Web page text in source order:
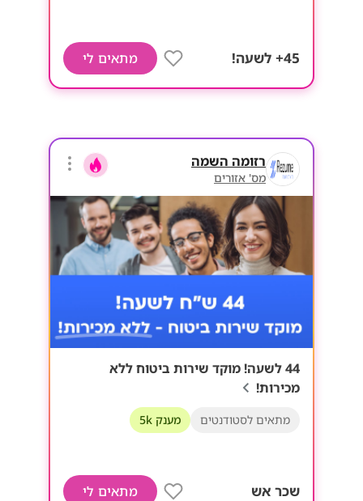
45+ לשעה! מתאים לי
רזומה השמה
מס' אזורים
44 לשעה! מוקד שירות ביטוח ללא
מכירות!
מתאים לסטודנטים מענק 5k
שכר אש מתאים לי